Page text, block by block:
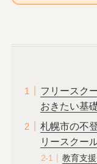
フリースク
おきたい基
札幌市の不
リースクー
教育支